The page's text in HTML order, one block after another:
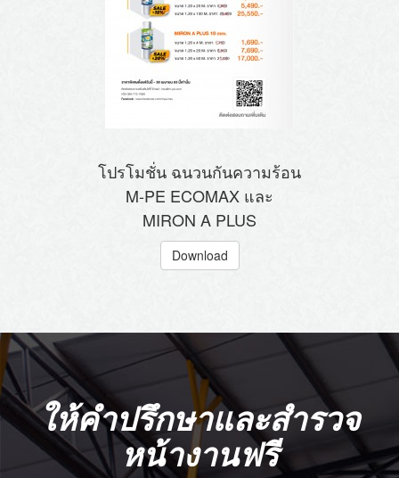
โปรโมชั่น ฉนวนกันความร้อน
M-PE ECOMAX และ
MIRON A PLUS
Download
ให้คำปรึกษาและสำรวจ
หน้างานฟรี